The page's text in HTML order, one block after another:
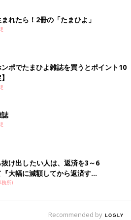
っ掛けるのに便利！つっぱり
れたら！2冊の「たまひよ」
ポでたまひよ雑誌を買うとポイント10
抜け出したい人は、返済を3～6
大幅に減額してから返済す...
務所)
Recommended by